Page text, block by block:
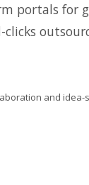
.
portals for
clicks
and idea-